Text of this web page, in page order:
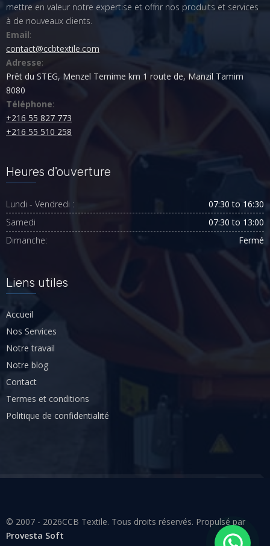
mettre en valeur notre expertise et offrir nos produits et services
à de nouveaux clients.
Email:
contact@ccbtextile.com
Adresse:
Prêt du STEG, Menzel Temime km 1 route de, Manzil Tamim
8080
Téléphone:
+216 55 827 773
+216 55 510 258
Heures d'ouverture
Lundi - Vendredi :
07:30 to 16:30
Samedi
07:30 to 13:00
Dimanche:
Fermé
Liens utiles
Accueil
Nos Services
Notre travail
Notre blog
Contact
Termes et conditions
Politique de confidentialité
© 2007 - 2026CCB Textile. Tous droits réservés. Propulsé par
Provesta Soft